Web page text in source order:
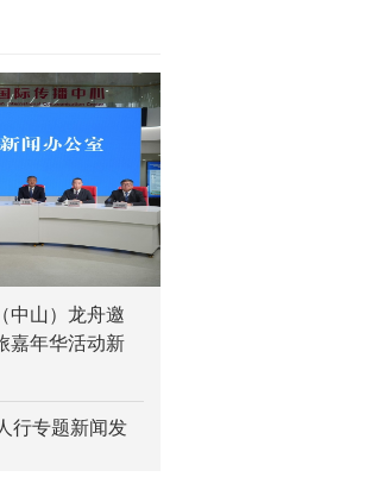
中山）龙舟邀
嘉年华活动新
行专题新闻发
程”乡村水岸咖
实录